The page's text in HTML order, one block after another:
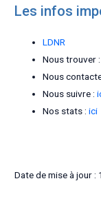
Les infos
LDNR
Nous trouver
Nous
Nous suivre :
Nos stats :ici
Date de mise à jour